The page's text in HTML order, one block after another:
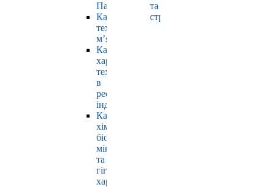
Павлюк
Кафедра
технології
м’яса
Кафедра
харчових
технологій
в
ресторанній
індустрії
Кафедра
хімії,
біохімії,
мікробіології
та
гігієни
харчування
та
страхування